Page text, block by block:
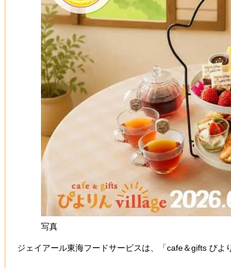
写真
ジェイアール東海フードサービスは、「cafe＆gifts ぴよ